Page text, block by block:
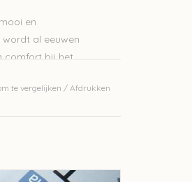
en
al eeuwen
comfort bij het
te vergelijken / Afdrukken
Tilia - Sienna 350